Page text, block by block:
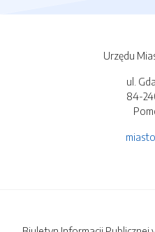
Urzędu
ul.
84-